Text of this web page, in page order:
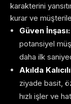
karakterini
kurar ve
Güven İnşası:
potansiyel
daha ilk
Akılda
ziyade basit,
hızlı işler ve